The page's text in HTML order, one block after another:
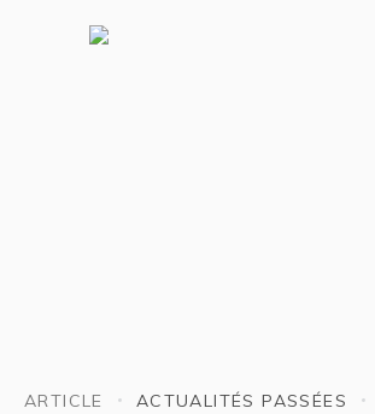
ARTICLE
ACTUALITÉS PASSÉES